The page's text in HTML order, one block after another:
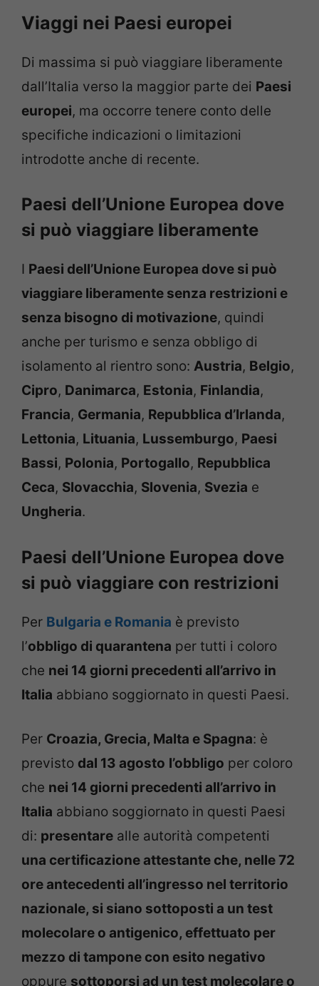
Viaggi nei Paesi europei
Di massima si può viaggiare liberamente
dall’Italia verso la maggior parte dei Paesi
europei, ma occorre tenere conto delle
specifiche indicazioni o limitazioni
introdotte anche di recente.
Paesi dell’Unione Europea dove
si può viaggiare liberamente
I Paesi dell’Unione Europea dove si può
viaggiare liberamente senza restrizioni e
senza bisogno di motivazione, quindi
anche per turismo e senza obbligo di
isolamento al rientro sono: Austria, Belgio,
Cipro, Danimarca, Estonia, Finlandia,
Francia, Germania, Repubblica d’Irlanda,
Lettonia, Lituania, Lussemburgo, Paesi
Bassi, Polonia, Portogallo, Repubblica
Ceca, Slovacchia, Slovenia, Svezia e
Ungheria.
Paesi dell’Unione Europea dove
si può viaggiare con restrizioni
Per Bulgaria e Romania è previsto
l’obbligo di quarantena per tutti i coloro
che nei 14 giorni precedenti all’arrivo in
Italia abbiano soggiornato in questi Paesi.
Per Croazia, Grecia, Malta e Spagna: è
previsto dal 13 agosto l’obbligo per coloro
che nei 14 giorni precedenti all’arrivo in
Italia abbiano soggiornato in questi Paesi
di: presentare alle autorità competenti
una certificazione attestante che, nelle 72
ore antecedenti all’ingresso nel territorio
nazionale, si siano sottoposti a un test
molecolare o antigenico, effettuato per
mezzo di tampone con esito negativo
oppure sottoporsi ad un test molecolare o